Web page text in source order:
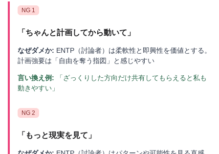
NG 1
「 ちゃんと計画してから動いて 」
なぜダメか: ENTP（討論者）は柔軟性と即興性を価値とする。
計画強要は「自由を奪う指図」と感じやすい
言い換え例:
「ざっくりした方向だけ共有してもらえると私も
動きやすい」
NG 2
「 もっと現実を見て 」